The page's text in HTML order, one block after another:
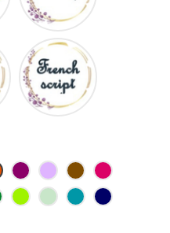
French
script
OrangePruneLilasMarronFuchsia
Vert
bouteille
Anis
Vert
d'eau
Turquoise
Marine